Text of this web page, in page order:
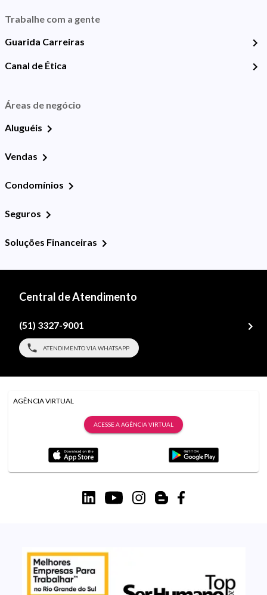
Trabalhe com a gente
Guarida Carreiras
Canal de Ética
Áreas de negócio
Aluguéis
Vendas
Condomínios
Seguros
Soluções Financeiras
Central de Atendimento
(51) 3327-9001
ATENDIMENTO VIA WHATSAPP
AGÊNCIA VIRTUAL
ACESSE A AGÊNCIA VIRTUAL